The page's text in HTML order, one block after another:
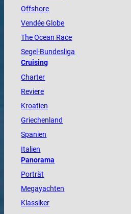
Offshore
VendéeGlobe
TheOcean Race
Segel-Bundesliga
Cruising
Charter
Reviere
Kroatien
Griechenland
Spanien
Italien
Panorama
Porträt
Megayachten
Klassiker